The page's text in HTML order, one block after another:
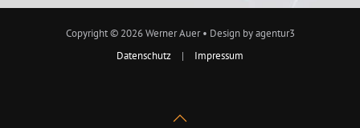
Copyright© 2026 Werner Auer • Design by agentur3
Datenschutz | Impressum